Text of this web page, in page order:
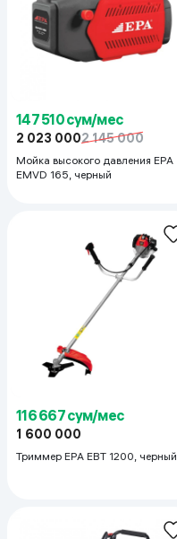
147 510 сум/мес
2 023 0002 145 000
Мойка высокого давления EPA
EMVD 165, черный
116 667 сум/мес
1 600 000
Триммер EPA EBT 1200, черный